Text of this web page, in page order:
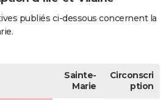
publiés ci-dessous concernent la
Sainte-
Marie
Circonscri
ption